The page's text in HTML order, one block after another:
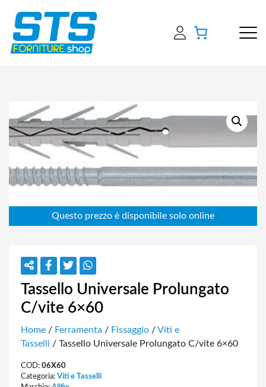
Tassello Universale Prolungato
C/vite 6×60
Home / Ferramenta / Fissaggio /Viti e
Tasselli / Tassello Universale Prolungato C/vite 6×60
COD: 06X60
Categoria: Viti e Tasselli